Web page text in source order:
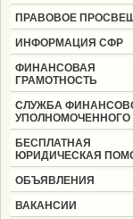
ПРАВОВОЕ
ИНФОРМАЦИЯ СФР
ФИНАНСОВАЯ
ГРАМОТНОСТЬ
СЛУЖБА
УПОЛНОМОЧЕННОГО
БЕСПЛАТНАЯ
ЮРИДИЧЕСКАЯ
ОБЪЯВЛЕНИЯ
ВАКАНСИИ